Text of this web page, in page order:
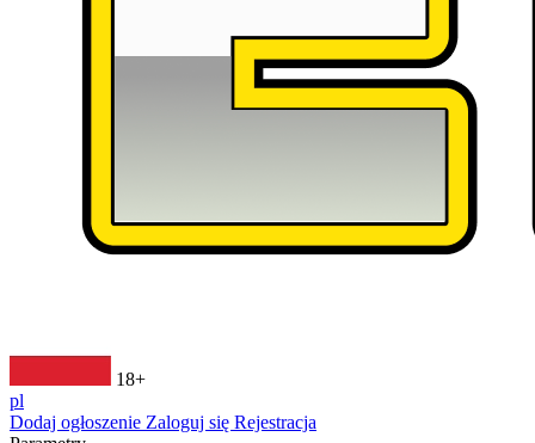
18+
pl
Dodaj ogłoszenie Zaloguj się Rejestracja